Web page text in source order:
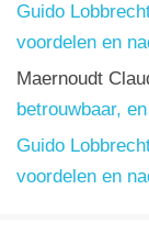
Guido
voordelen en
Maernoudt
betrouwbaar,
Guido
voordelen en